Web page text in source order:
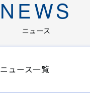
NEWS
ニュース
ニュース一覧